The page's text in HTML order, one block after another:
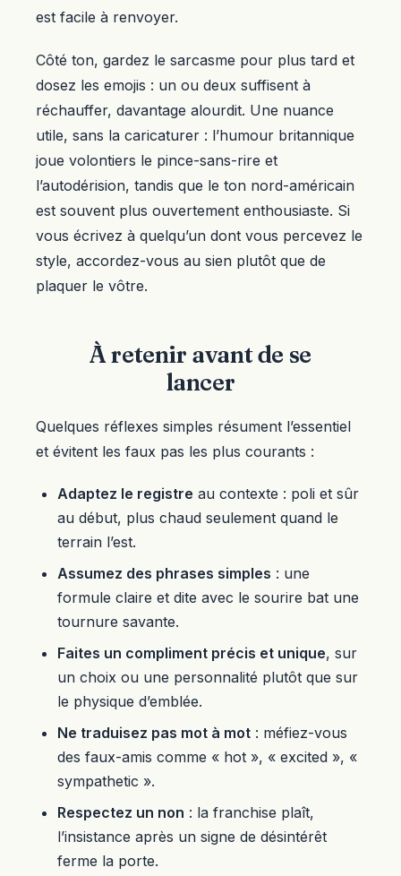
est facile à renvoyer.
Côté ton, gardez le sarcasme pour plus tard et
dosez les emojis : un ou deux suffisent à
réchauffer, davantage alourdit. Une nuance
utile, sans la caricaturer : l’humour britannique
joue volontiers le pince-sans-rire et
l’autodérision, tandis que le ton nord-américain
est souvent plus ouvertement enthousiaste. Si
vous écrivez à quelqu’un dont vous percevez le
style, accordez-vous au sien plutôt que de
plaquer le vôtre.
À retenir avant de se
lancer
Quelques réflexes simples résument l’essentiel
et évitent les faux pas les plus courants :
Adaptez le registre au contexte : poli et sûr
au début, plus chaud seulement quand le
terrain l’est.
Assumez des phrases simples : une
formule claire et dite avec le sourire bat une
tournure savante.
Faites un compliment précis et unique, sur
un choix ou une personnalité plutôt que sur
le physique d’emblée.
Ne traduisez pas mot à mot : méfiez-vous
des faux-amis comme « hot », « excited », «
sympathetic ».
Respectez un non : la franchise plaît,
l’insistance après un signe de désintérêt
ferme la porte.